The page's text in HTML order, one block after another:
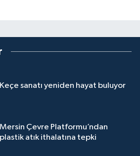
Keçe sanatı yeniden hayat buluyor
Mersin Çevre Platformu’ndan
plastik atık ithalatına tepki